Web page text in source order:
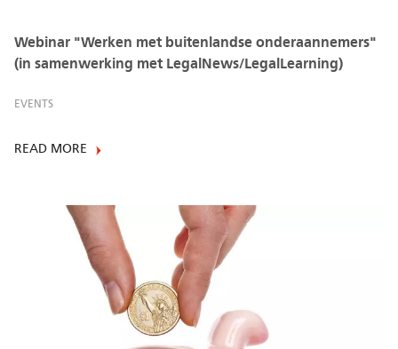
Webinar "Werken met buitenlandse onderaannemers"
(in samenwerking met LegalNews/LegalLearning)
EVENTS
READ MORE